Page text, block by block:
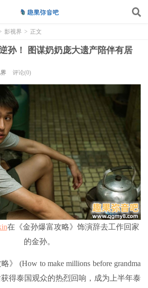
影视界 > 正文
孙！ 图谋奶奶庞大遗产陪伴有居
评论(0)
在《金孙爆富攻略》饰演辞去工作回家
的金孙。
》 (How to make millions before grandma
得泰国观众的热烈回响，成为上半年泰